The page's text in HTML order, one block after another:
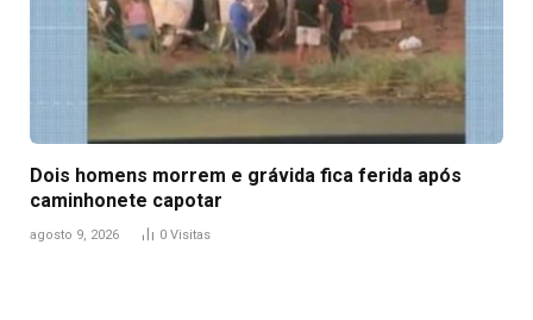
Dois homens morrem e grávida fica ferida após
caminhonete capotar
agosto 9, 2026 0 Visitas